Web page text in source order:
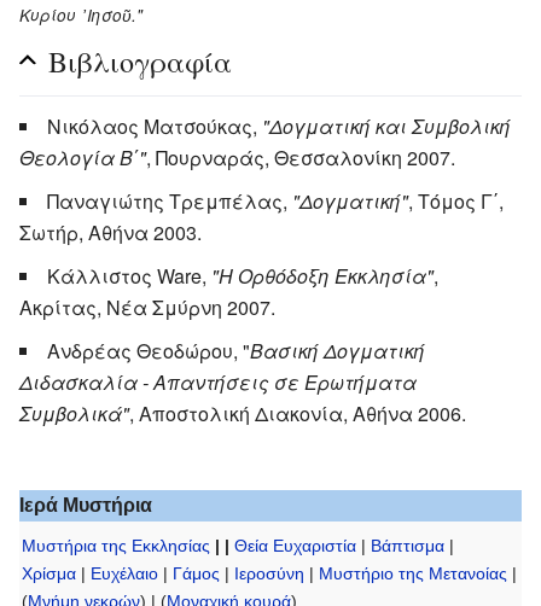
Κυρίου ᾿Ιησοῦ."
Βιβλιογραφία
Νικόλαος Ματσούκας, "Δογματική και Συμβολική
Θεολογία Β΄", Πουρναράς, Θεσσαλονίκη 2007.
Παναγιώτης Τρεμπέλας, "Δογματική", Τόμος Γ΄,
Σωτήρ, Αθήνα 2003.
Κάλλιστος Ware, "Η Ορθόδοξη Εκκλησία",
Ακρίτας, Νέα Σμύρνη 2007.
Ανδρέας Θεοδώρου, "Βασική Δογματική
Διδασκαλία - Απαντήσεις σε Ερωτήματα
Συμβολικά", Αποστολική Διακονία, Αθήνα 2006.
Ιερά Μυστήρια
Μυστήρια της Εκκλησίας | | Θεία Ευχαριστία | Βάπτισμα |
Χρίσμα | Ευχέλαιο | Γάμος | Ιεροσύνη | Μυστήριο της Μετανοίας |
(Μνήμη νεκρών) | (Μοναχική κουρά)